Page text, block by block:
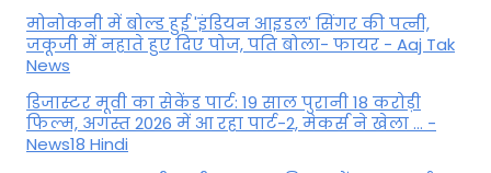
मोनोकनी में बोल्ड हुई 'इंडियन आइडल' सिंगर की पत्नी,
जकूजी में नहाते हुए दिए पोज, पति बोला- फायर - Aaj Tak
News
डिजास्टर मूवी का सेकेंड पार्ट: 19 साल पुरानी 18 करोड़ी
फिल्म, अगस्त 2026 में आ रहा पार्ट-2, मेकर्स ने खेला ... -
News18 Hindi